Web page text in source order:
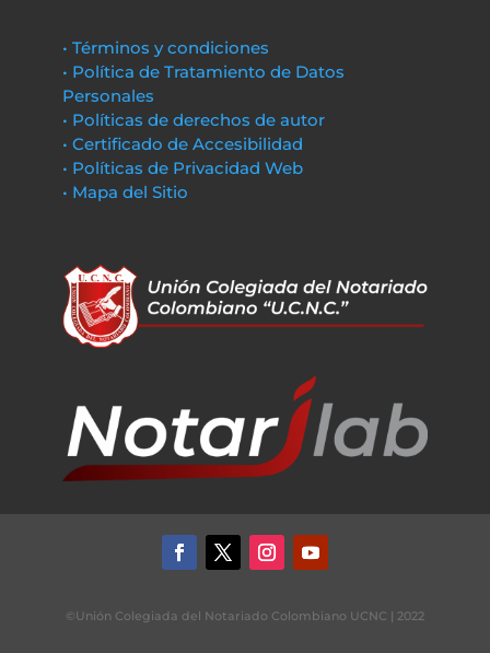
• Términos y condiciones
• Política de Tratamiento de Datos
Personales
• Políticas de derechos de autor
• Certificado de Accesibilidad
• Políticas de Privacidad Web
• Mapa del Sitio
©Unión Colegiada del Notariado Colombiano UCNC | 2022